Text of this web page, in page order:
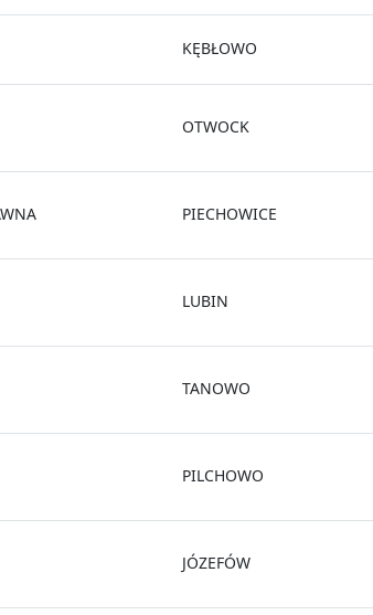
KĘBŁOWO
OTWOCK
PIECHOWICE
LUBIN
TANOWO
PILCHOWO
JÓZEFÓW